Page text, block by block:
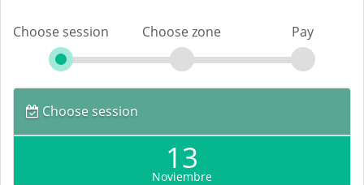
Choose session Choose zone Pay
Choose session
13
Noviembre